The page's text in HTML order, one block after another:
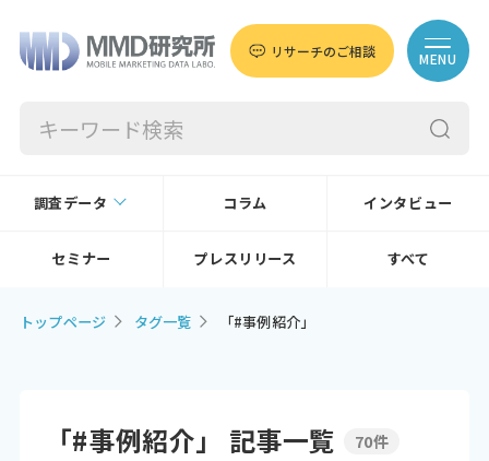
リサーチのご相談 MENU
調査データ コラム インタビュー
セミナー プレスリリース すべて
トップページ タグ一覧 「#事例紹介」
「#事例紹介」 記事一覧 70件